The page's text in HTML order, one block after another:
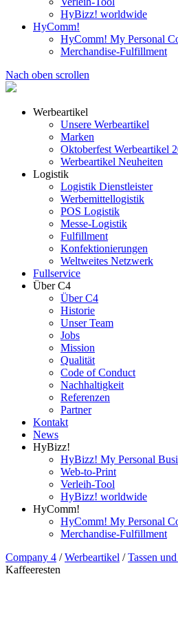
HyBizz! worldwide
HyComm!
HyComm! My Personal
Merchandise-Fulfillment
Nach oben scrollen
Werbeartikel
Unsere Werbeartikel
Marken
Oktoberfest Werbeartikel
Werbeartikel Neuheiten
Logistik
Logistik Dienstleister
Werbemittellogistik
POS Logistik
Messe-Logistik
Fulfillment
Konfektionierungen
Weltweites Netzwerk
Fullservice
Über C4
Über C4
Historie
Unser Team
Jobs
Mission
Qualität
Code of Conduct
Nachhaltigkeit
Referenzen
Partner
Kontakt
News
HyBizz!
HyBizz! My Personal
Web-to-Print
Verleih-Tool
HyBizz! worldwide
HyComm!
HyComm! My Personal
Merchandise-Fulfillment
Company 4 / Werbeartikel / Tassen
Kaffeeresten